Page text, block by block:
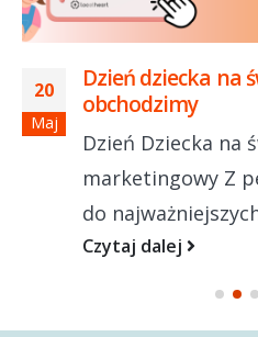
20
Maj
Dzień dziecka na
obchodzimy
Dzień Dziecka na
marketingowy Z
do
Czytaj dalej